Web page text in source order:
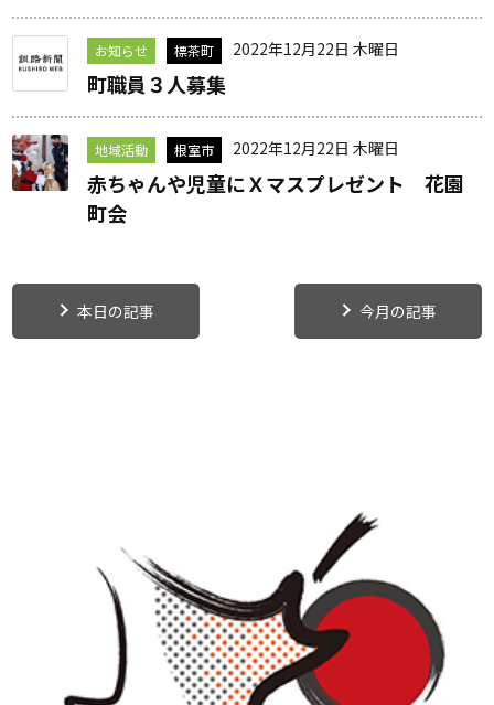
お知らせ 標茶町 2022年12月22日 木曜日
町職員３人募集
地域活動 根室市 2022年12月22日 木曜日
赤ちゃんや児童にＸマスプレゼント 花園
町会
本日の記事 今月の記事